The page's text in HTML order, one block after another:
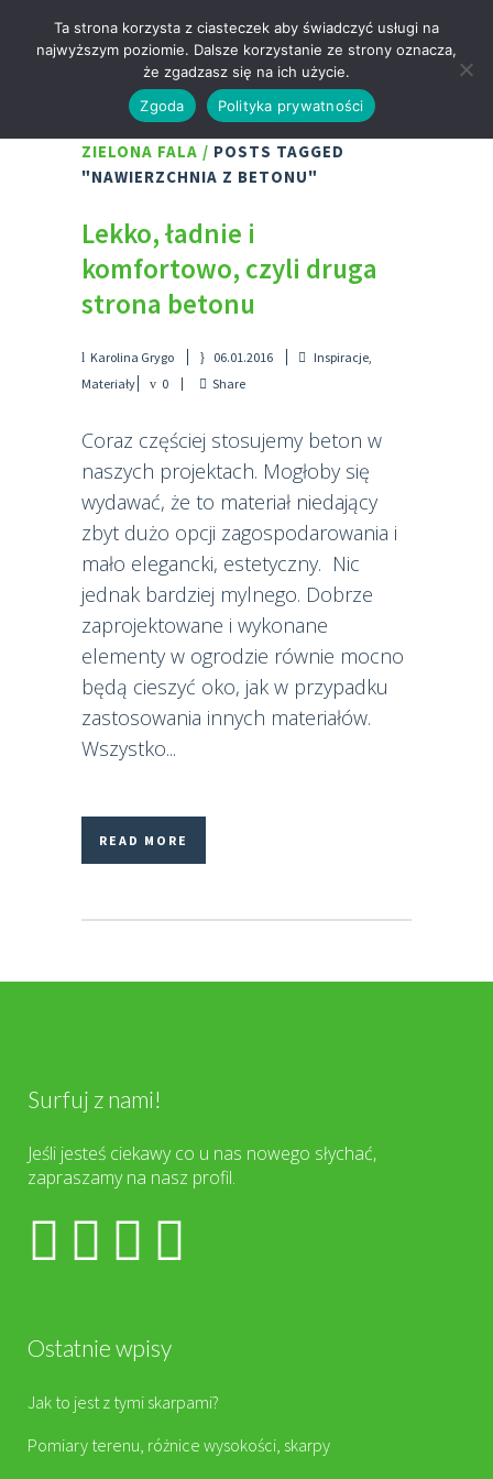
ZIELONA FALA / POSTS TAGGED
"NAWIERZCHNIA Z BETONU"
Lekko, ładnie i
komfortowo, czyli druga
strona betonu
Karolina Grygo 06.01.2016 Inspiracje,
Materiały
0 Share
Coraz częściej stosujemy beton w
naszych projektach. Mogłoby się
wydawać, że to materiał niedający
zbyt dużo opcji zagospodarowania i
mało elegancki, estetyczny. Nic
jednak bardziej mylnego. Dobrze
zaprojektowane i wykonane
elementy w ogrodzie równie mocno
będą cieszyć oko, jak w przypadku
zastosowania innych materiałów.
Wszystko...
READ MORE
Surfuj z nami!
Jeśli jesteś ciekawy co u nas nowego słychać,
zapraszamy na nasz profil.
Ostatnie wpisy
Jak to jest z tymi skarpami?
Pomiary terenu, różnice wysokości, skarpy
Ta strona korzysta z ciasteczek aby świadczyć usługi na
najwyższym poziomie. Dalsze korzystanie ze strony oznacza,
że zgadzasz się na ich użycie.
Zgoda
Polityka prywatności